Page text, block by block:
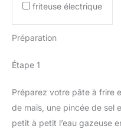
friteuse électrique
Préparation
Étape 1
Préparez votre pâte à frire
de maïs, une pincée de sel
petit à petit l’eau gazeuse